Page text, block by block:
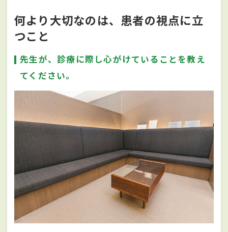
何より大切なのは、患者の視点に立
つこと
先生が、診療に際し心がけていることを教え
てください。